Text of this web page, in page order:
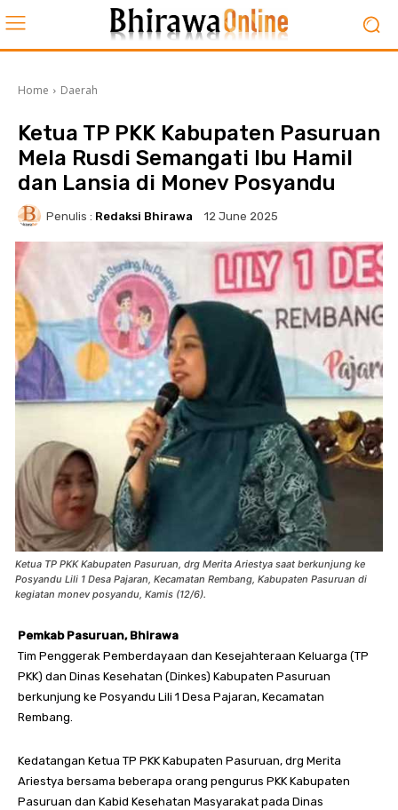
Home Daerah
Ketua TP PKK Kabupaten Pasuruan
Mela Rusdi Semangati Ibu Hamil
dan Lansia di Monev Posyandu
Penulis : Redaksi Bhirawa 12 June 2025
Ketua TP PKK Kabupaten Pasuruan, drg Merita Ariestya saat berkunjung ke
Posyandu Lili 1 Desa Pajaran, Kecamatan Rembang, Kabupaten Pasuruan di
kegiatan monev posyandu, Kamis (12/6).
Pemkab Pasuruan, Bhirawa
Tim Penggerak Pemberdayaan dan Kesejahteraan Keluarga (TP
PKK) dan Dinas Kesehatan (Dinkes) Kabupaten Pasuruan
berkunjung ke Posyandu Lili 1 Desa Pajaran, Kecamatan
Rembang.
Kedatangan Ketua TP PKK Kabupaten Pasuruan, drg Merita
Ariestya bersama beberapa orang pengurus PKK Kabupaten
Pasuruan dan Kabid Kesehatan Masyarakat pada Dinas